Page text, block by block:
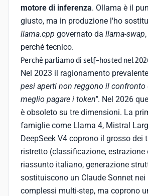
motore di inferenza. Ollama è il
giusto, ma in produzione l'ho
llama.cpp governato da llama-swap
perché tecnico.
Perché parliamo di self-hosted nel
Nel 2023 il ragionamento
pesi aperti non reggono il confronto
meglio pagare i token". Nel 2026
è obsoleto su tre dimensioni. La
famiglie come Llama 4, Mistral
DeepSeek V4 coprono il grosso dei
ristretto (classificazione, estrazione
riassunto italiano, generazione
sostituiscono un Claude Sonnet
complessi multi-step, ma coprono